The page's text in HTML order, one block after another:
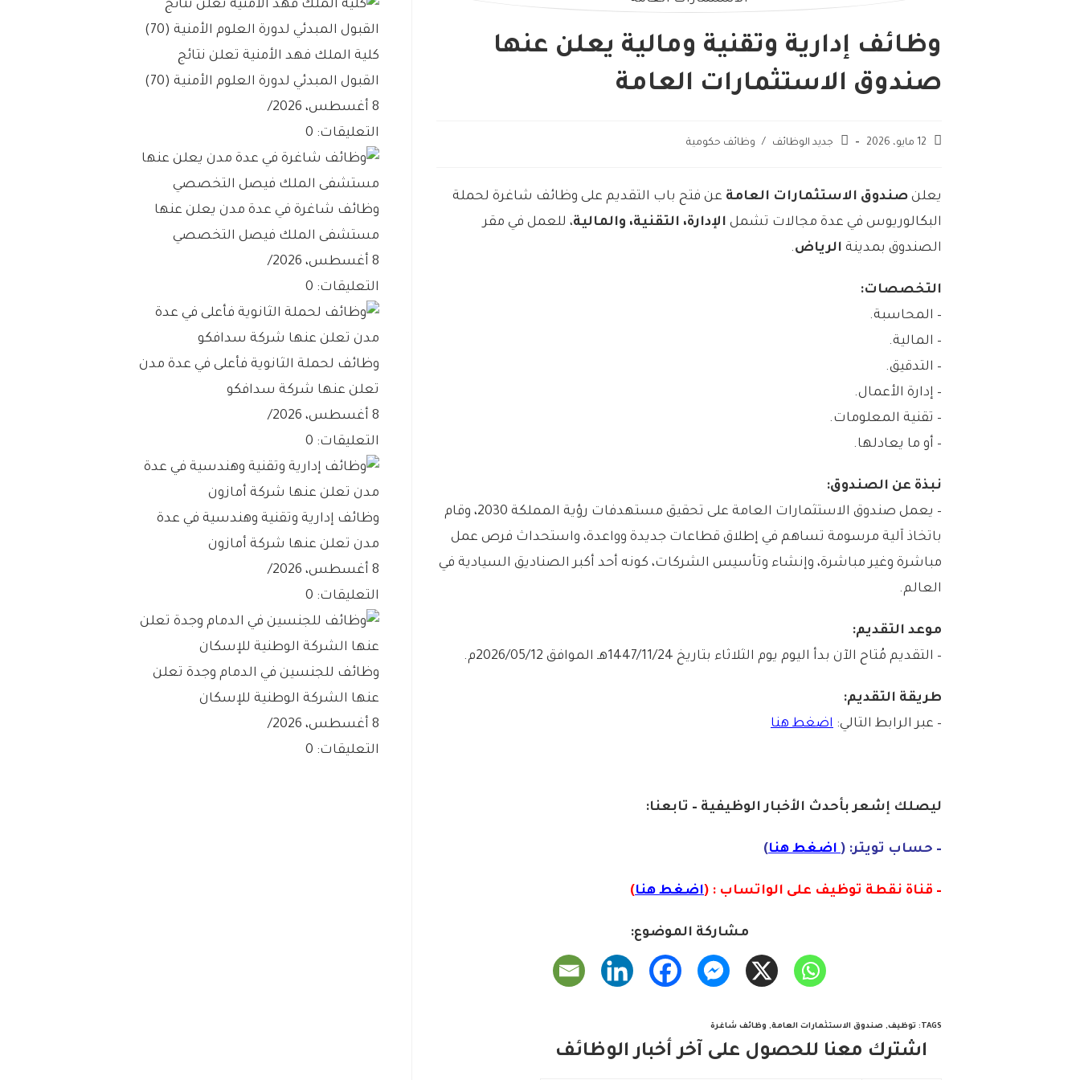
وظائف إدارية وتقنية ومالية يعلن عنها
صندوق الاستثمارات العامة
12 مايو، 2026 جديد الوظائف / وظائف حكومية
يعلن صندوق الاستثمارات العامة عن فتح باب التقديم على وظائف شاغرة لحملة
البكالوريوس في عدة مجالات تشمل الإدارة، التقنية، والمالية، للعمل في مقر
الصندوق بمدينة الرياض.
التخصصات:
– المحاسبة.
– المالية.
– التدقيق.
– إدارة الأعمال.
– تقنية المعلومات.
– أو ما يعادلها.
نبذة عن الصندوق:
– يعمل صندوق الاستثمارات العامة على تحقيق مستهدفات رؤية المملكة 2030، وقام
باتخاذ آلية مرسومة تساهم في إطلاق قطاعات جديدة وواعدة، واستحداث فرص عمل
مباشرة وغير مباشرة، وإنشاء وتأسيس الشركات، كونه أحد أكبر الصناديق السيادية في
العالم.
موعد التقديم:
– التقديم مُتاح الآن بدأ اليوم يوم الثلاثاء بتاريخ 1447/11/24هـ الموافق 2026/05/12م.
طريقة التقديم:
– عبر الرابط التالي: اضغط هنا
ليصلك إشعربأحدث الأخبار الوظيفية – تابعنا:
– حساب تويتر: (اضغط هنا)
– قناة نقطة توظيف على الواتساب : (اضغط هنا)
مشاركة الموضوع:
TAGS
: توظيف, صندوق الاستثمارات العامة, وظائف شاغرة
اشترك معنا للحصول على آخر أخبار الوظائف
كلية الملك فهد الأمنية تعلن نتائج
القبول المبدئي لدورة العلوم الأمنية (70)
8 أغسطس، 2026
/
التعليقات: 0
وظائف شاغرة في عدة مدن يعلن عنها
مستشفى الملك فيصل التخصصي
8 أغسطس، 2026
/
التعليقات: 0
وظائف لحملة الثانوية فأعلى في عدة مدن
تعلن عنها شركة سدافكو
8 أغسطس، 2026
/
التعليقات: 0
وظائف إدارية وتقنية وهندسية في عدة
مدن تعلن عنها شركة أمازون
8 أغسطس، 2026
/
التعليقات: 0
وظائف للجنسين في الدمام وجدة تعلن
عنها الشركة الوطنية للإسكان
8 أغسطس، 2026
/
التعليقات: 0